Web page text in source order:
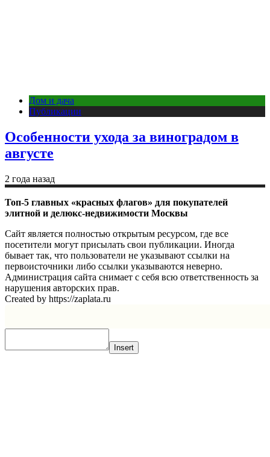
Дом и дача
Публикации
Особенности ухода за виноградом в
августе
2 года назад
Топ-5 главных «красных флагов» для покупателей
элитной и делюкс-недвижимости Москвы
Сайт является полностью открытым ресурсом, где все
посетители могут присылать свои публикации. Иногда
бывает так, что пользователи не указывают ссылки на
первоисточники либо ссылки указываются неверно.
Администрация сайта снимает с себя всю ответственность за
нарушения авторских прав.
Created by https://zaplata.ru
Insert